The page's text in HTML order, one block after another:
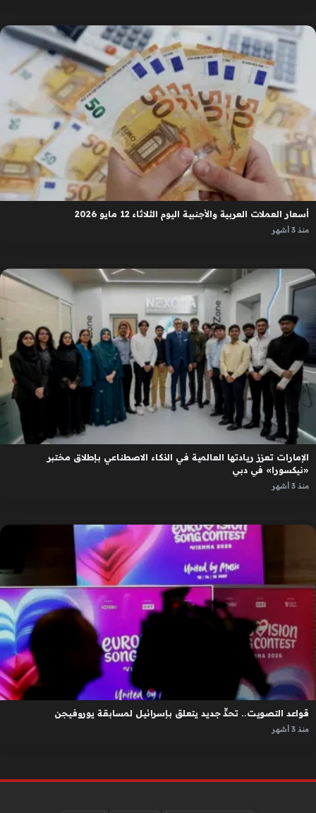
أسعار العملات العربية والأجنبية اليوم الثلاثاء 12 مايو 2026
منذ 3 أشهر
الإمارات تعزز ريادتها العالمية في الذكاء الاصطناعي بإطلاق مختبر
«نيكسورا» في دبي
منذ 3 أشهر
قواعد التصويت.. تحدٍّ جديد يتعلق بإسرائيل لمسابقة يوروفيجن
منذ 3 أشهر